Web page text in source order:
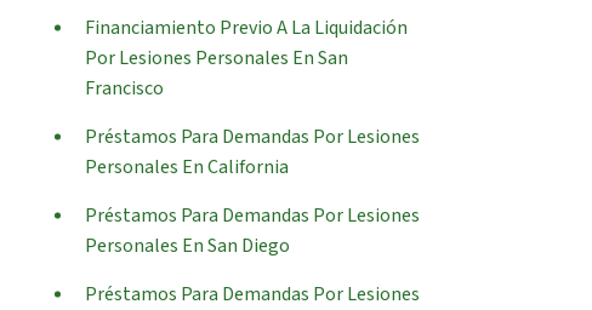
Financiamiento Previo A La Liquidación
Por Lesiones Personales En San
Francisco
Préstamos Para Demandas Por Lesiones
Personales En California
Préstamos Para Demandas Por Lesiones
Personales En San Diego
Préstamos Para Demandas Por Lesiones